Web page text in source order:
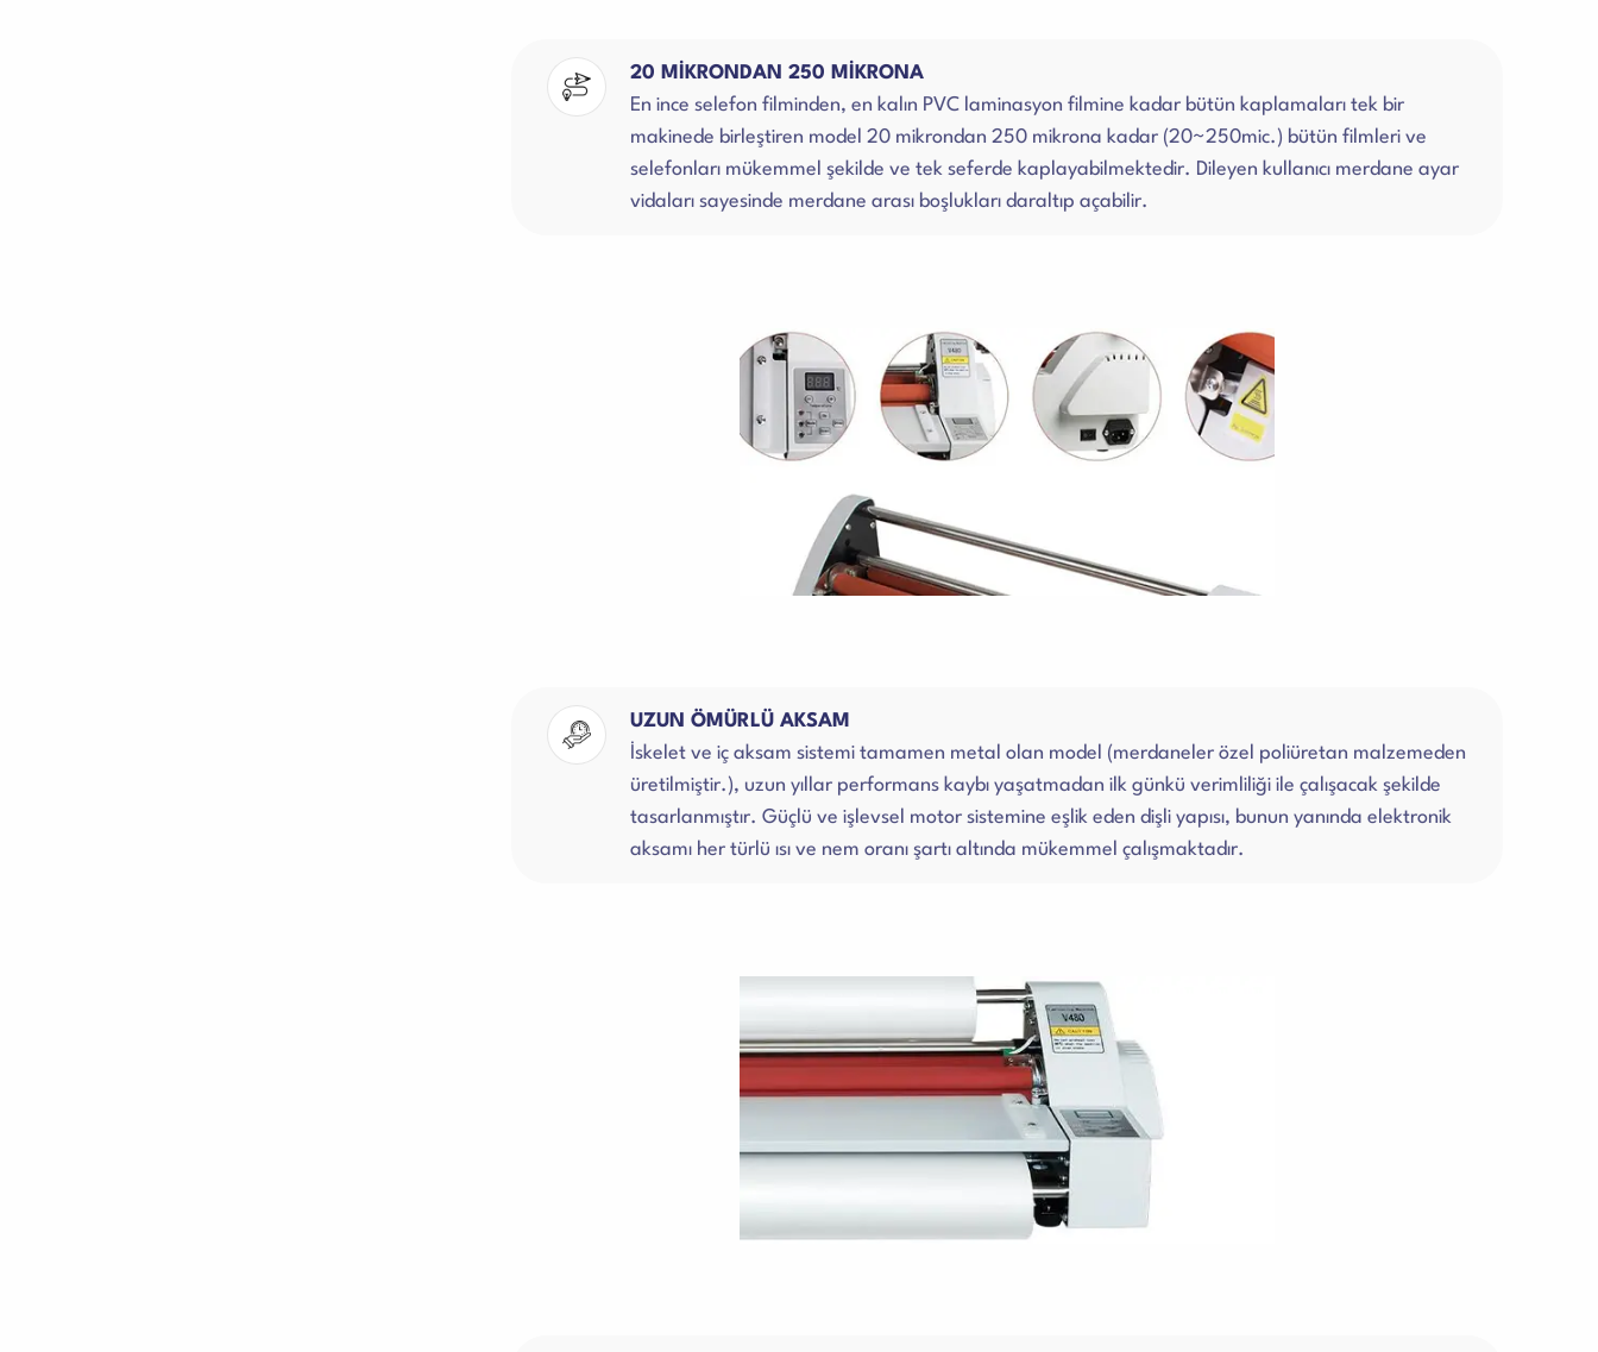
20 MİKRONDAN 250 MİKRONA
En ince selefon filminden, en kalın PVC laminasyon filmine kadar bütün kaplamaları tek bir
makinede birleştiren model 20 mikrondan 250 mikrona kadar (20~250mic.) bütün filmleri ve
selefonları mükemmel şekilde ve tek seferde kaplayabilmektedir. Dileyen kullanıcı merdane ayar
vidaları sayesinde merdane arası boşlukları daraltıp açabilir.
UZUN ÖMÜRLÜ AKSAM
İskelet ve iç aksam sistemi tamamen metal olan model (merdaneler özel poliüretan malzemeden
üretilmiştir.), uzun yıllar performans kaybı yaşatmadan ilk günkü verimliliği ile çalışacak şekilde
tasarlanmıştır. Güçlü ve işlevsel motor sistemine eşlik eden dişli yapısı, bunun yanında elektronik
aksamı her türlü ısı ve nem oranı şartı altında mükemmel çalışmaktadır.